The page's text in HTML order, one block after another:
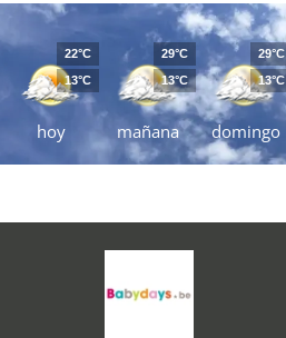
hoy
22°C
13°C
mañana
29°C
13°C
domingo
29°C
13°C